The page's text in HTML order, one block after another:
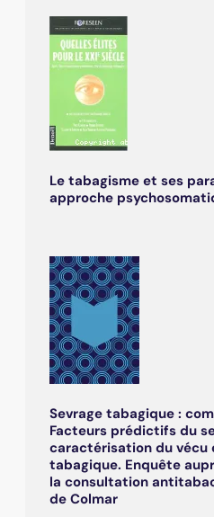
Le tabagisme et ses
approche
Sevrage tabagique :
Facteurs prédictifs du
caractérisation du vécu
tabagique. Enquête
la consultation
de Colmar